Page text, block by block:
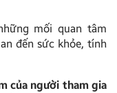
mối quan tâm
đến sức khỏe, tính
của người tham gia